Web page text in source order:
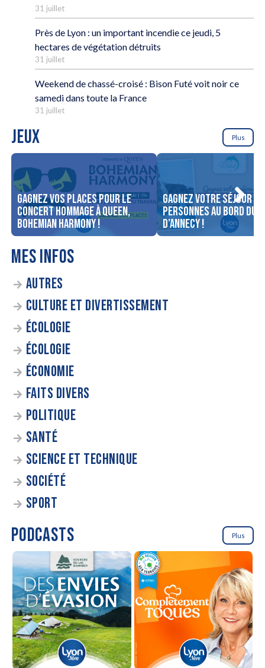
31 juillet
Près de Lyon : un important incendie ce jeudi, 5
hectares de végétation détruits
31 juillet
Weekend de chassé-croisé : Bison Futé voit noir ce
samedi dans toute la France
31 juillet
JEUX Plus
Gagnez vos places pour le
concert Hommage à Queen,
Bohemian Harmony !
Gagnez votre séjour
personnes au bord du
d’Annecy !
MES INFOS
AUTRES
CULTURE ET DIVERTISSEMENT
ÉCOLOGIE
ÉCOLOGIE
ÉCONOMIE
FAITS DIVERS
POLITIQUE
SANTÉ
SCIENCE ET TECHNIQUE
SOCIÉTÉ
SPORT
PODCASTS Plus